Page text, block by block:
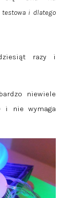
testowa i dlatego
razy i
niewiele
i nie wymaga